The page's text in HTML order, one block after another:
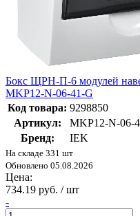
Бокс ЩРН-П-6 модулей
MKP12-N-06-41-G
Код товара: 9298850
Артикул:
MKP12-N-06-
Бренд:
IEK
На складе 331 шт
Обновлено 05.08.2026
Цена:
734.19 руб. / шт
-